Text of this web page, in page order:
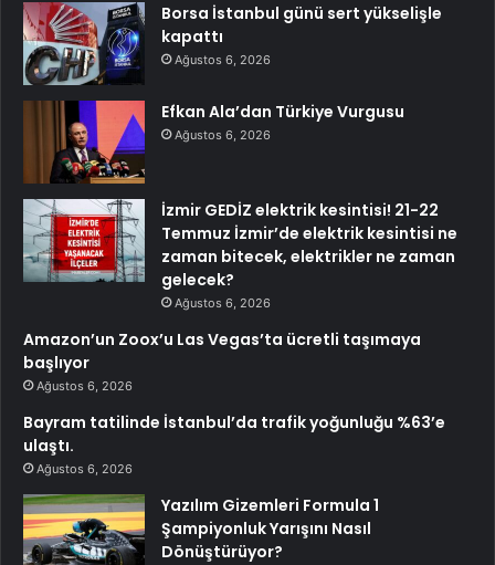
Borsa İstanbul günü sert yükselişle
kapattı
Ağustos 6, 2026
Efkan Ala’dan Türkiye Vurgusu
Ağustos 6, 2026
İzmir GEDİZ elektrik kesintisi! 21-22
Temmuz İzmir’de elektrik kesintisi ne
zaman bitecek, elektrikler ne zaman
gelecek?
Ağustos 6, 2026
Amazon’un Zoox’u Las Vegas’ta ücretli taşımaya
başlıyor
Ağustos 6, 2026
Bayram tatilinde İstanbul’da trafik yoğunluğu %63’e
ulaştı.
Ağustos 6, 2026
Yazılım Gizemleri Formula 1
Şampiyonluk Yarışını Nasıl
Dönüştürüyor?